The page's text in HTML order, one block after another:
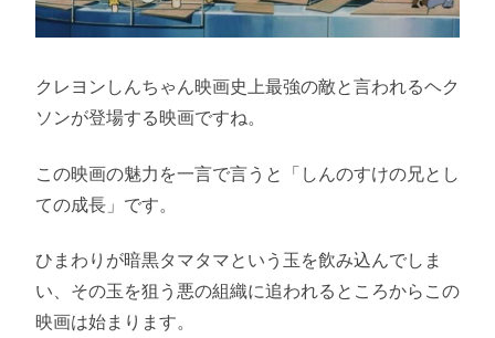
クレヨンしんちゃん映画史上最強の敵と言われるヘク
ソンが登場する映画ですね。
この映画の魅力を一言で言うと「しんのすけの兄とし
ての成長」です。
ひまわりが暗黒タマタマという玉を飲み込んでしま
い、その玉を狙う悪の組織に追われるところからこの
映画は始まります。